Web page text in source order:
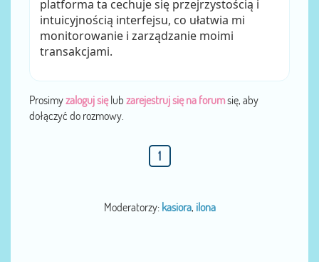
platforma ta cechuje się przejrzystością i
intuicyjnością interfejsu, co ułatwia mi
monitorowanie i zarządzanie moimi
transakcjami.
Prosimyzaloguj sięlub zarejestruj się na forumsię, aby
dołączyć do rozmowy.
1
Moderatorzy: kasiora, ilona